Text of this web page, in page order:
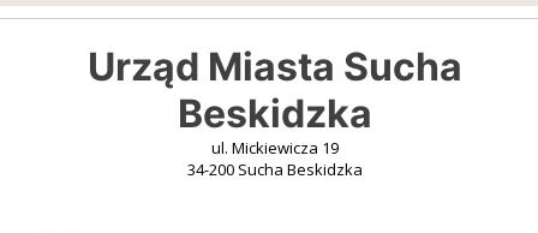
Urząd Miasta Sucha
Beskidzka
ul. Mickiewicza 19
34-200 Sucha Beskidzka